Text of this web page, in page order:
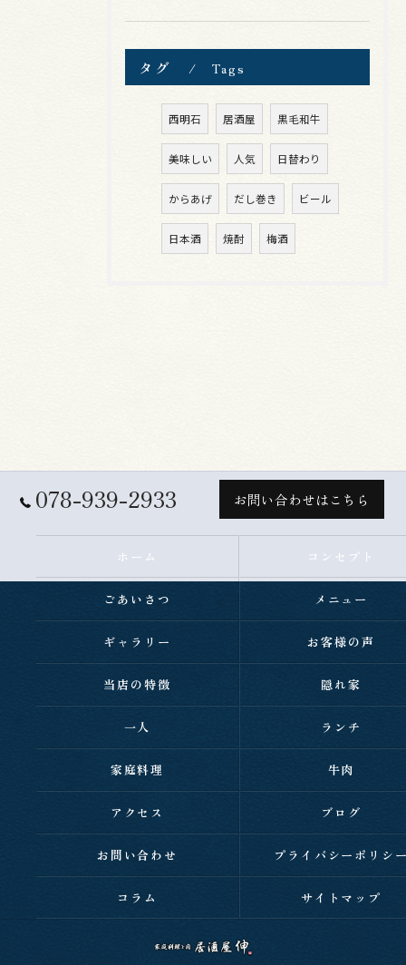
タグ Tags
西明石 居酒屋 黒毛和牛
美味しい 人気 日替わり
からあげ だし巻き ビール
日本酒 焼酎 梅酒
078-939-2933 お問い合わせはこちら
ホーム コンセプト
ごあいさつ メニュー
ギャラリー お客様の声
当店の特徴 隠れ家
一人 ランチ
家庭料理 牛肉
アクセス ブログ
お問い合わせ プライバシーポリシ
コラム サイトマップ